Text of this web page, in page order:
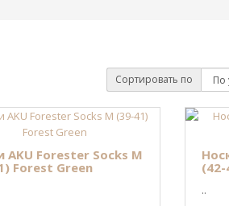
Сортировать по
AKU Forester Socks M
Forest Green
..